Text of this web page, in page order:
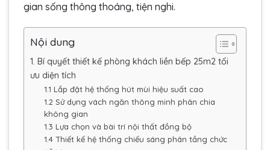
gian sống thông thoáng, tiện nghi.
Nội dung
1. Bí quyết thiết kế phòng khách liền bếp 25m2 tối
ưu diện tích
1.1 Lắp đặt hệ thống hút mùi hiệu suất cao
1.2 Sử dụng vách ngăn thông minh phân chia
không gian
1.3 Lựa chọn và bài trí nội thất đồng bộ
1.4 Thiết kế hệ thống chiếu sáng phân tầng chức